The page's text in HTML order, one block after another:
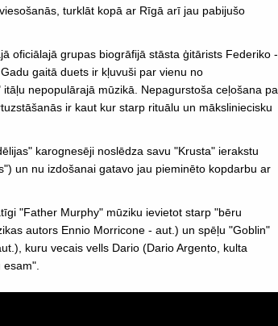
turklāt kopā ar Rīgā arī jau pabijušo
oficiālajā grupas biogrāfijā stāsta ģitārists Federiko -
gaitā duets ir kļuvuši par vienu no
nepopulārajā mūzikā. Nepagurstoša ceļošana pa
ir kaut kur starp rituālu un māksliniecisku
karognesēji noslēdza savu "Krusta" ierakstu
un nu izdošanai gatavo jau pieminēto kopdarbu ar
"Father Murphy" mūziku ievietot starp "bēru
autors Ennio Morricone - aut.) un spēļu "Goblin"
kuru vecais vells Dario (Dario Argento, kulta